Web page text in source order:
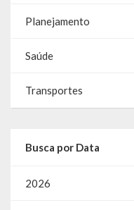
Contratos e Aditivos
Despesas
Arrecadação
Licitações e Leilões
Diário Oficial
Planejamento
Saúde
Transportes
Busca por Data
2026